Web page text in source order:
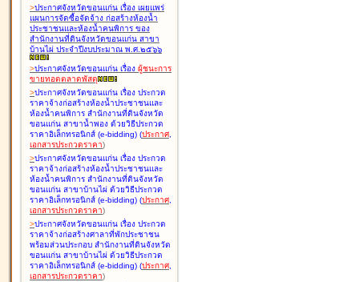
>ประกาศจังหวัดขอนแก่น เรื่อง เผยแพร่
แผนการจัดซื้อจัดจ้าง ก่อสร้างห้องน้ำ
ประชาชนและห้องน้ำคนพิการ ของ
สำนักงานที่ดินจังหวัดขอนแก่น สาขา
บ้านไผ่ ประจำปีงบประมาณ พ.ศ.๒๕๖๖
>ประกาศจังหวัดขอนแก่น เรื่อง ผู้ชนะการ
ขายทอดตลาดพัสดุ
>ประกาศจังหวัดขอนแก่น เรื่อง ประกวด
ราคาจ้างก่อสร้างห้องน้ำประชาชนและ
ห้องน้ำคนพิการ สำนักงานที่ดินจังหวัด
ขอนแก่น สาขาน้ำพอง ด้วยวิธีประกวด
ราคาอิเล็กทรอนิกส์ (e-bidding) (ประกาศ,
เอกสารประกวดราคา)
>ประกาศจังหวัดขอนแก่น เรื่อง ประกวด
ราคาจ้างก่อสร้างห้องน้ำประชาชนและ
ห้องน้ำคนพิการ สำนักงานที่ดินจังหวัด
ขอนแก่น สาขาบ้านไผ่ ด้วยวิธีประกวด
ราคาอิเล็กทรอนิกส์ (e-bidding) (ประกาศ,
เอกสารประกวดราคา)
>ประกาศจังหวัดขอนแก่น เรื่อง ประกวด
ราคาจ้างก่อสร้างศาลาที่พักประชาชน
พร้อมส่วนประกอบ สำนักงานที่ดินจังหวัด
ขอนแก่น สาขาบ้านไผ่ ด้วยวิธีประกวด
ราคาอิเล็กทรอนิกส์ (e-bidding) (ประกาศ,
เอกสารประกวดราคา)